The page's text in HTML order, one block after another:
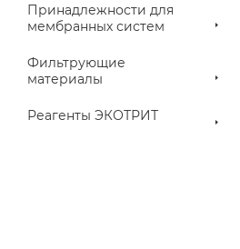
Принадлежности для
мембранных систем
Фильтрующие
материалы
Реагенты ЭКОТРИТ